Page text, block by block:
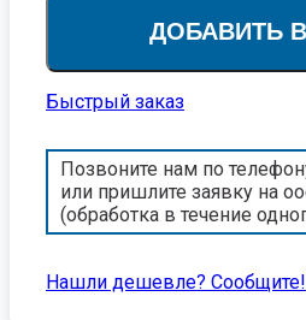
ДОБАВИТЬ
Быстрый заказ
Позвоните нам по
или пришлите заявку на
(обработка в течение
Нашли дешевле? Cообщите!